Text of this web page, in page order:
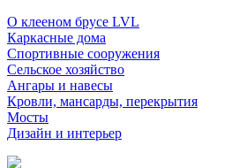
О клееном брусе LVL
Каркасные дома
Спортивные сооружения
Сельское хозяйство
Ангары и навесы
Кровли, мансарды, перекрытия
Мосты
Дизайн и интерьер